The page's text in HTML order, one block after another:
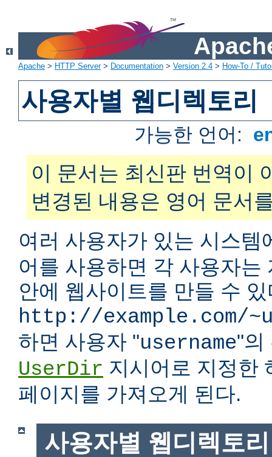
Apache > HTTP Server> Documentation > Version 2.4 > How-To /
사용자별 웹디렉토리
가능한 언어:
이 문서는 최신판 번역이
변경된 내용은 영어 문서
여러 사용자가 있는 시스템
어를 사용하면 각 사용자는
안에 웹사이트를 만들 수
http://example.com/
하면 사용자 "username"의
UserDir 지시어로 지정한
페이지를 가져오게 된다.
사용자별 웹디렉토리